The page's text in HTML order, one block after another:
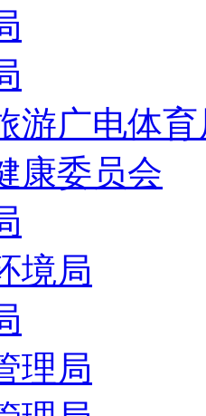
游广电体育
康委员会
境局
理局